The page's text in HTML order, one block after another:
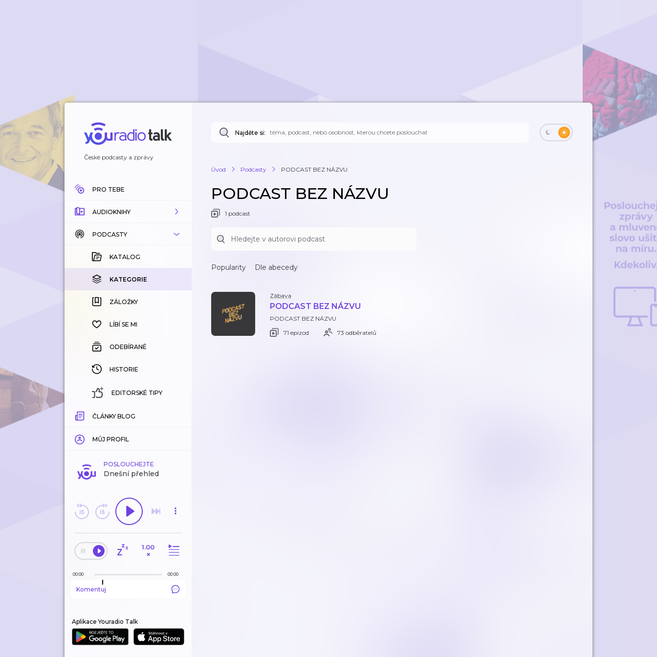
České podcasty a zprávy
PRO TEBE
AUDIOKNIHY
KATALOG
KOUPENÉ
KATEGORIE
ZÁLOŽKY
HISTORIE
PODCASTY
KATALOG
KATEGORIE
ZÁLOŽKY
LÍBÍ SE MI
ODEBÍRANÉ
HISTORIE
EDITORSKÉ TIPY
ČLÁNKY BLOG
MŮJ PROFIL
POSLOUCHEJTE
Dnešní přehled
1.00
×
00:00 00:00
Komentuj
Aplikace Youradio Talk
Najděte si:
Úvod Podcasty PODCAST BEZ NÁZVU
PODCAST BEZ NÁZVU
1 podcast
Popularity Dle abecedy
Zábava
PODCAST BEZ NÁZVU
PODCAST BEZ NÁZVU
71 epizod
73 odběratelů